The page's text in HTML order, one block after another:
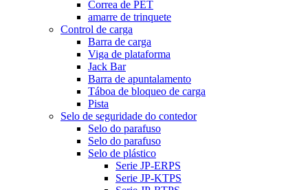
Correa de PET
amarre de trinquete
Control de carga
Barra de carga
Viga de plataforma
Jack Bar
Barra de apuntalamento
Táboa de bloqueo de carga
Pista
Selo de seguridade do contedor
Selo do parafuso
Selo do parafuso
Selo de plástico
Serie JP-ERPS
Serie JP-KTPS